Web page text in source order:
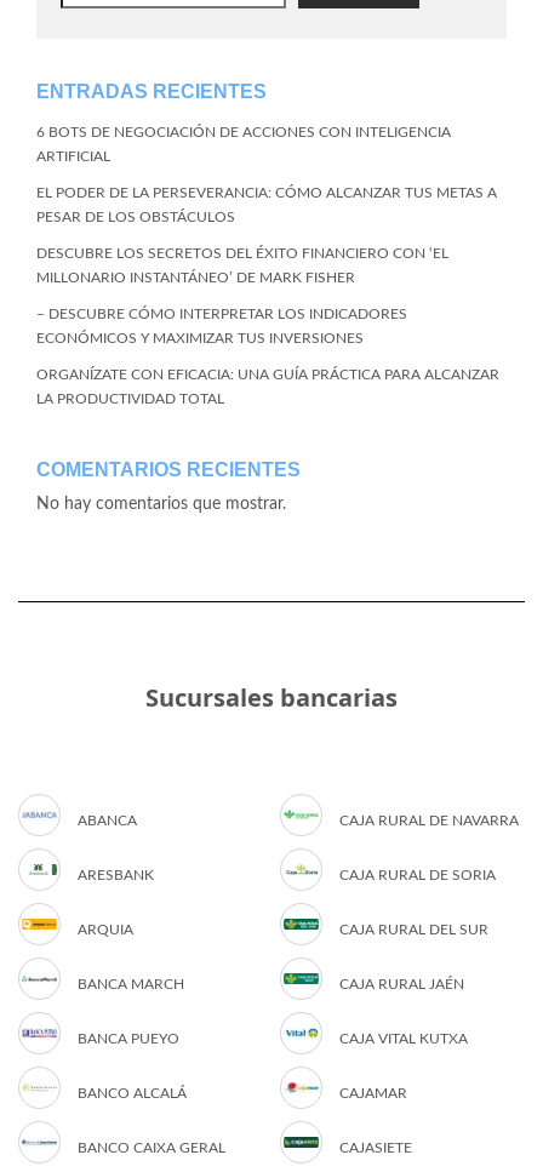
ENTRADAS RECIENTES
6 BOTS DE NEGOCIACIÓN DE ACCIONES CON INTELIGENCIA
ARTIFICIAL
EL PODER DE LA PERSEVERANCIA: CÓMO ALCANZAR TUS METAS A
PESAR DE LOS OBSTÁCULOS
DESCUBRE LOS SECRETOS DEL ÉXITO FINANCIERO CON ‘EL
MILLONARIO INSTANTÁNEO’ DE MARK FISHER
– DESCUBRE CÓMO INTERPRETAR LOS INDICADORES
ECONÓMICOS Y MAXIMIZAR TUS INVERSIONES
ORGANÍZATE CON EFICACIA: UNA GUÍA PRÁCTICA PARA ALCANZAR
LA PRODUCTIVIDAD TOTAL
COMENTARIOS RECIENTES
No hay comentarios que mostrar.
Sucursales bancarias
ABANCA
ARESBANK
ARQUIA
BANCA MARCH
BANCA PUEYO
BANCO ALCALÁ
BANCO CAIXA GERAL
CAJA RURAL DE NAVARRA
CAJA RURAL DE SORIA
CAJA RURAL DEL SUR
CAJA RURAL JAÉN
CAJA VITAL KUTXA
CAJAMAR
CAJASIETE